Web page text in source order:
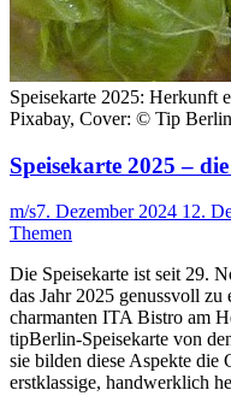
Speisekarte 2025: Herkunft
Pixabay, Cover: © Tip
Speisekarte 2025 –
m/s7. Dezember 2024 12.
Themen
Die Speisekarte ist seit 29.
das Jahr 2025 genussvoll
charmanten ITA Bistro am
tipBerlin-Speisekarte von
sie bilden diese Aspekte die
erstklassige, handwerklich